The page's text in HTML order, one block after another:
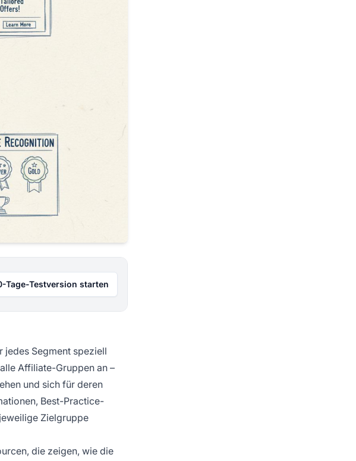
Tage-Testversion starten
jedes Segment speziell
Affiliate-Gruppen an –
und sich für deren
Best-Practice-
Zielgruppe
die zeigen, wie die